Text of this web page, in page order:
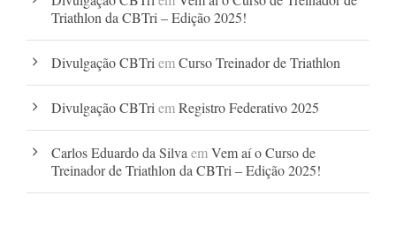
Triathlon da CBTri – Edição 2025!
Divulgação CBTriemCurso Treinador de Triathlon
Divulgação CBTriemRegistro Federativo 2025
Carlos Eduardo da SilvaemVem aí o Curso de
Treinador de Triathlon da CBTri – Edição 2025!